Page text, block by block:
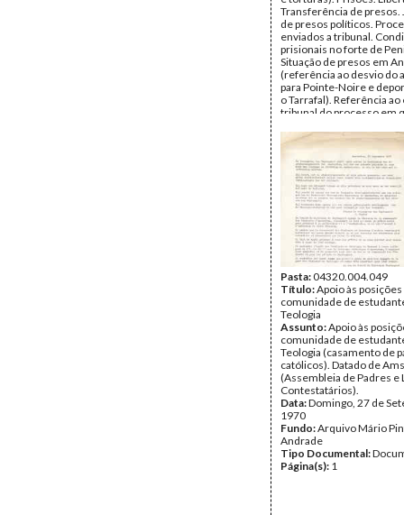
Transferência de presos.
de presos políticos.
enviados a tribunal.
prisionais no forte de
Situação de presos em
(referência ao desvio do
para Pointe-Noire e
o Tarrafal). Referência ao
tribunal do processo em
Data:Segunda, 10 de
Fundo:Arquivo Mário
Andrade
Tipo Documental:
Página(s):6
Pasta:04320.004.049
Título:Apoio às posições
comunidade de
Teologia
Assunto:Apoio às
comunidade de
Teologia (casamento de
católicos). Datado de
(Assembleia de Padres e
Contestatários).
Data:Domingo, 27 de
1970
Fundo:Arquivo Mário
Andrade
Tipo Documental:
Página(s): 1